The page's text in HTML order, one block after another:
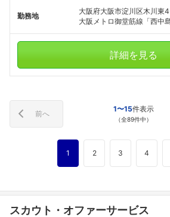
勤務地
大阪府大阪市淀川区木川東
大阪メトロ御堂筋線「西
詳細を見る
1〜15件表示
（全89件中）
前へ
1 2 3 4
スカウト・オファーサービス